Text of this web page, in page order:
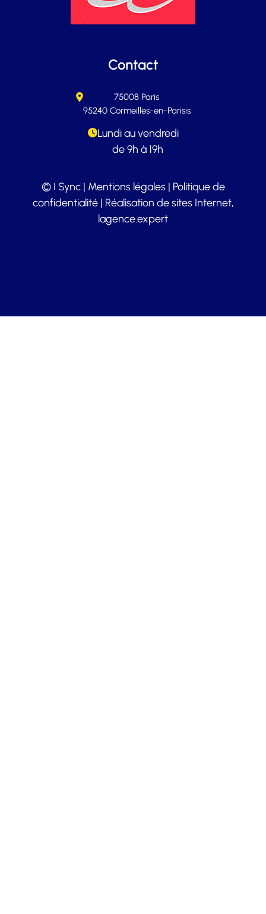
Contact
75008 Paris
95240 Cormeilles-en-Parisis
Lundi au vendredi
de 9h à 19h
© I Sync | Mentions légales| Politique de
confidentialité| Réalisation de sites Internet,
lagence.expert